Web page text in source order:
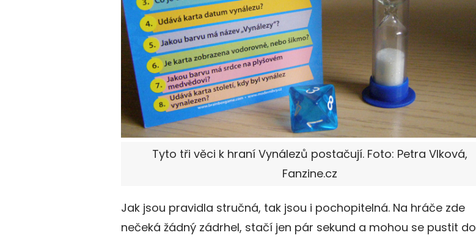
Tyto tři věci k hraní Vynálezů postačují. Foto: Petra Vlková,
Fanzine.cz
Jak jsou pravidla stručná, tak jsou i pochopitelná. Na hráče zde
nečeká žádný zádrhel, stačí jen pár sekund a mohou se pustit do